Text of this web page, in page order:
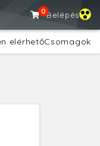
0Belépés
elérhetőCsomagok